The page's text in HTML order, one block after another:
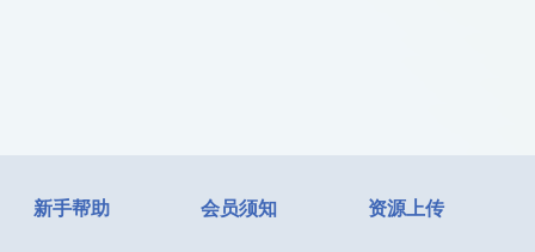
新手帮助 会员须知 资源上传